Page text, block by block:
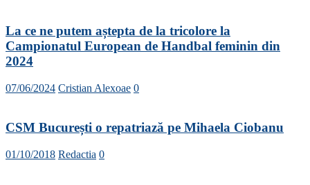
La ce ne putem aștepta de la tricolore la
Campionatul European de Handbal feminin din
2024
07/06/2024 Cristian Alexoae 0
CSM București o repatriază pe Mihaela Ciobanu
01/10/2018 Redactia 0